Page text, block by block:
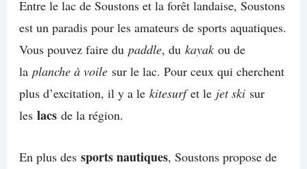
Entre le lac de Soustons et la forêt landaise, Soustons
est un paradis pour les amateurs de sports aquatiques.
Vous pouvez faire du paddle, du kayakou de
la planche à voilesur le lac. Pour ceux qui cherchent
plus d’excitation, il y a le kitesurfet le jet skisur
les lacsde la région.
En plus des sports nautiques, Soustons propose de